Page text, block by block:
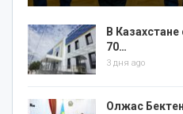
В
70…
3 дня ago
Олжас